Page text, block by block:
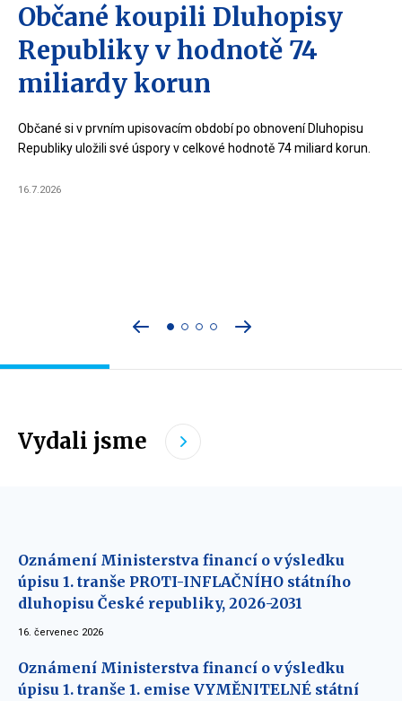
Přejít
Přejít
Občané koupili Dluhopisy
Republiky v hodnotě 74
miliardy korun
Občané si v prvním upisovacím období po obnovení Dluhopisu
Republiky uložili své úspory v celkové hodnotě 74 miliard korun.
16.7.2026
Vydali jsme
Oznámení Ministerstva financí o výsledku
úpisu 1. tranše PROTI-INFLAČNÍHO státního
dluhopisu České republiky, 2026-2031
16. červenec 2026
Oznámení Ministerstva financí o výsledku
úpisu 1. tranše 1. emise VYMĚNITELNÉ státní